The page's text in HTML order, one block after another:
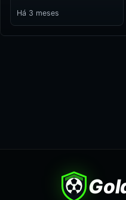
Há 3 meses